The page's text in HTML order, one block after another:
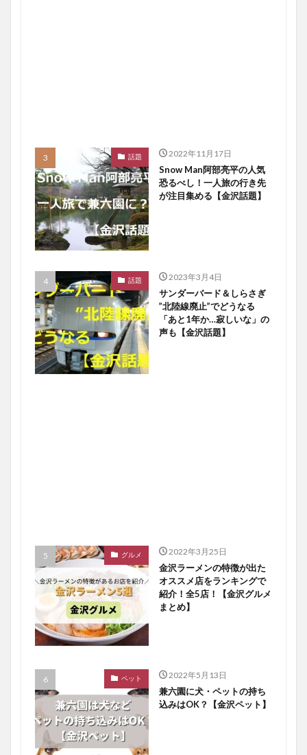
話題 2022年11月17日
Snow Man阿部亮平の人気
恐るべし！一人旅の行き先
が注目集める【金沢話題】
話題 2023年3月4日
サンダーバード＆しらさぎ
”北陸線廃止”でどうなる
「あと1年か…寂しいな」の
声も【金沢話題】
グルメ 2022年3月25日
金沢ラーメンの特徴が出た
オススメ店をランキングで
紹介！全5店！【金沢グルメ
まとめ】
ペット 2022年5月13日
兼六園に犬・ペットの持ち
込みはOK？【金沢ペット】